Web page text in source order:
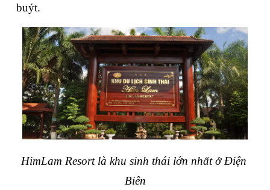
buýt.
HimLam Resort là khu sinh thái lớn nhất ở Điện
Biên